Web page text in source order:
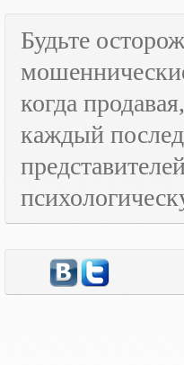
Будьте
когда
каждый